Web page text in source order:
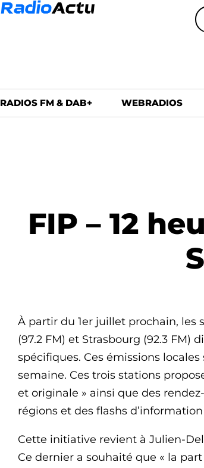
RADIOS FM & DAB+ WEBRADIOS
FIP – 12
À partir du 1er juillet prochain, les
(97.2 FM) et Strasbourg (92.3 FM)
spécifiques. Ces émissions
semaine. Ces trois stations
et originale » ainsi que des
régions et des flashs
Cette initiative revient à Julien-
Ce dernier a souhaité que « la